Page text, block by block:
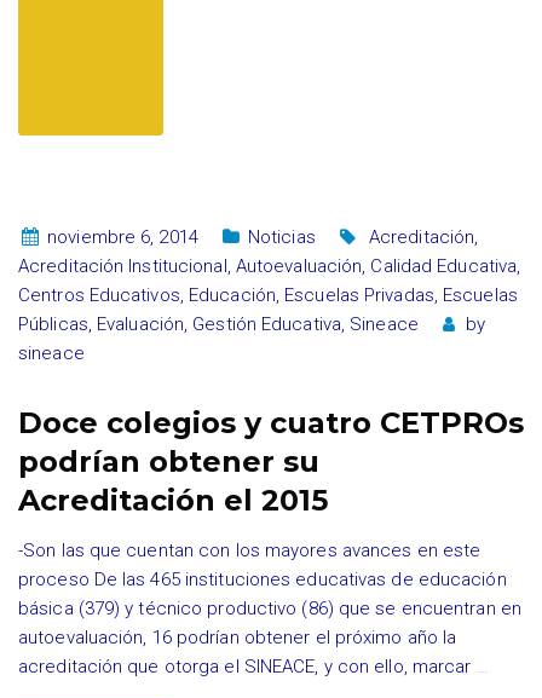
noviembre 6, 2014 Noticias Acreditación,
Acreditación Institucional, Autoevaluación, Calidad Educativa,
Centros Educativos, Educación, Escuelas Privadas, Escuelas
Públicas, Evaluación, Gestión Educativa, Sineace
by
sineace
Doce colegios y cuatro CETPROs
podrían obtener su
Acreditación el 2015
-Son las que cuentan con los mayores avances en este
proceso De las 465 instituciones educativas de educación
básica (379) y técnico productivo (86) que se encuentran en
autoevaluación, 16 podrían obtener el próximo año la
acreditación que otorga el SINEACE, y con ello, marcar …